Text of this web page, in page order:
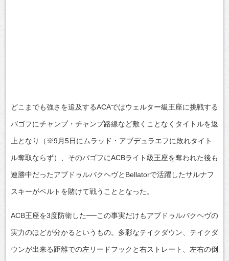
どこまでも強さを追及するACAではウェルター級王座に挑戦する
バゴフにチャンプ・チャンプ路線など敷くことなくタイトルを返
上となり（※9月5日にムラッド・アブデュラエフに敗れタイト
ル奪取ならず）、そのバゴフにACBライト級王座を奪われた後も
連勝中だったアブドゥルバクヘヴとBellatorで活躍したサルナフ
スキーがベルトを賭けて戦うこととなった。
ACB王座を3度防衛した──この事実だけもアブドゥルバクヘヴの
実力のほどが分かるというもの。多彩なテイクダウン、テイクダ
ウンが出来る距離での左リードフックと右ストレート、左右の倒